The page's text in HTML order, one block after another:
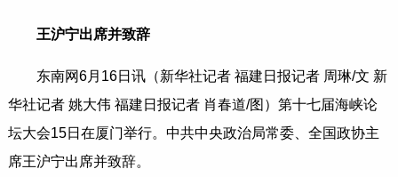
王沪宁出席并致辞
东南网6月16日讯（新华社记者 福建日报记者 周琳/文 新
华社记者 姚大伟 福建日报记者 肖春道/图）第十七届海峡论
坛大会15日在厦门举行。中共中央政治局常委、全国政协主
席王沪宁出席并致辞。